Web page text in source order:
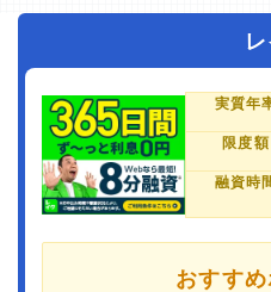
実質年
限度額
融資時
おすす